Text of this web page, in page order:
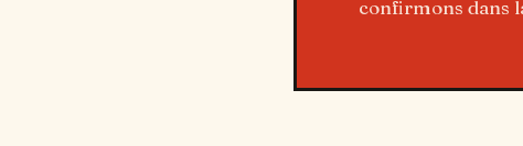
confirmons dans